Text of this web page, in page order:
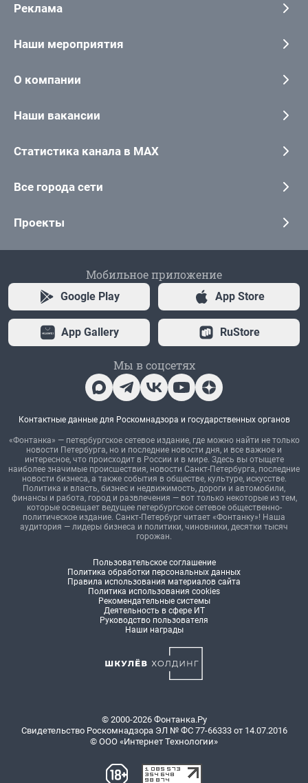
Реклама
Наши мероприятия
О компании
Наши вакансии
Статистика канала в MAX
Все города сети
Проекты
Мобильное приложение
Google Play App Store
App Gallery RuStore
Мы в соцсетях
Контактные данные для Роскомнадзора и государственных органов
«Фонтанка» — петербургское сетевое издание, где можно найти не только
новости Петербурга, но и последние новости дня, и все важное и
интересное, что происходит в России и в мире. Здесь вы отыщете
наиболее значимые происшествия, новости Санкт-Петербурга, последние
новости бизнеса, а также события в обществе, культуре, искусстве.
Политика и власть, бизнес и недвижимость, дороги и автомобили,
финансы и работа, город и развлечения — вот только некоторые из тем,
которые освещает ведущее петербургское сетевое общественно-
политическое издание. Санкт-Петербург читает «Фонтанку»! Наша
аудитория — лидеры бизнеса и политики, чиновники, десятки тысяч
горожан.
Пользовательское соглашение
Политика обработки персональных данных
Правила использования материалов сайта
Политика использования cookies
Рекомендательные системы
Деятельность в сфере ИТ
Руководство пользователя
Наши награды
© 2000-2026 Фонтанка.Ру
Свидетельство Роскомнадзора ЭЛ № ФС 77-66333 от 14.07.2016
© ООО «Интернет Технологии»